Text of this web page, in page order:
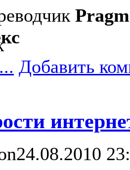
Добавить
24.08.2010